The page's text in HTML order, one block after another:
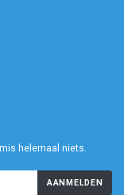
helemaal niets.
AANMELDEN